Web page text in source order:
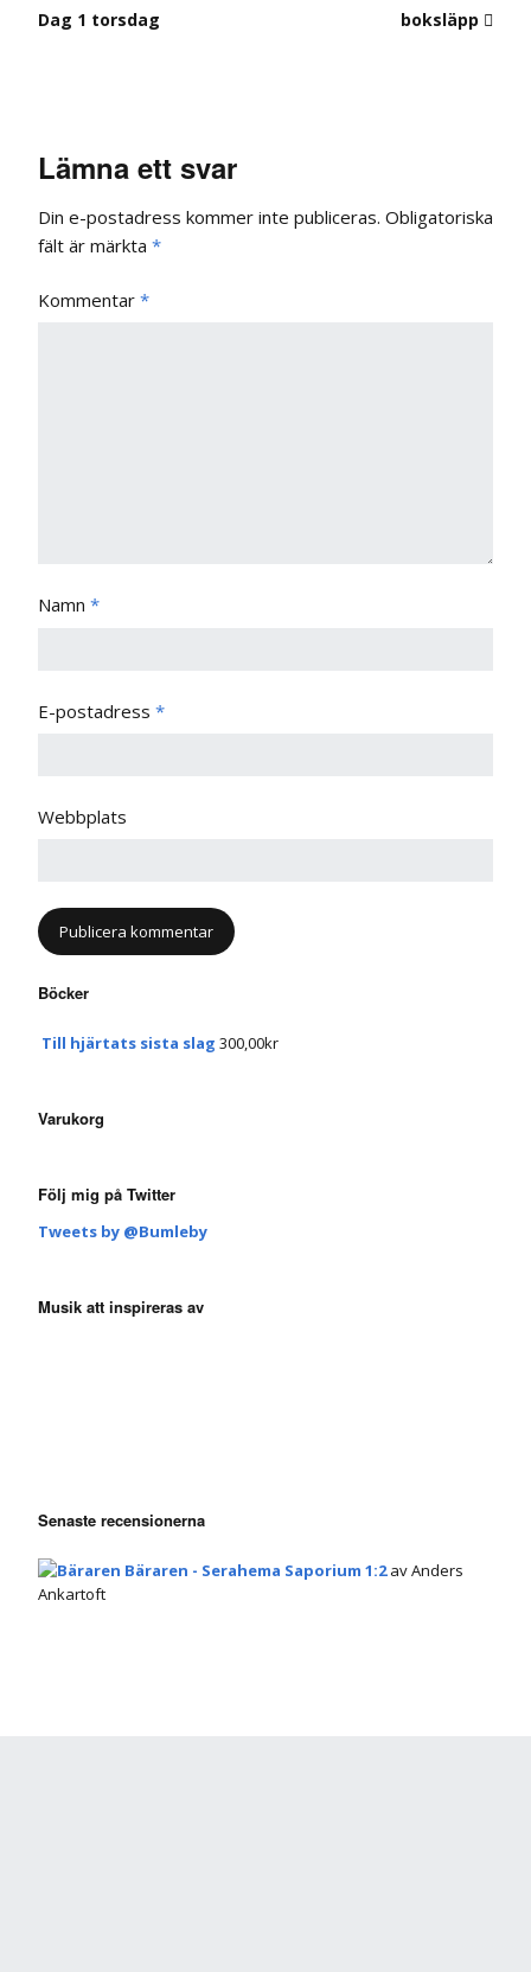
Dag 1 torsdag
boksläpp
Lämna ett svar
Din e-postadress kommer inte publiceras. Obligatoriska
fält är märkta *
Kommentar *
Namn *
E-postadress *
Webbplats
Böcker
Till hjärtats sista slag 300,00kr
Varukorg
Följ mig på Twitter
Tweets by @Bumleby
Musik att inspireras av
Senaste recensionerna
Bäraren - Serahema Saporium 1:2 av Anders
Ankartoft